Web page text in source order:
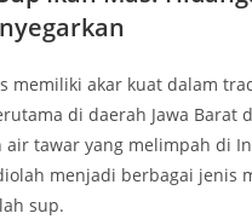
memiliki akar kuat dalam
di daerah Jawa Barat
air tawar yang melimpah di
menjadi berbagai jenis
sup.